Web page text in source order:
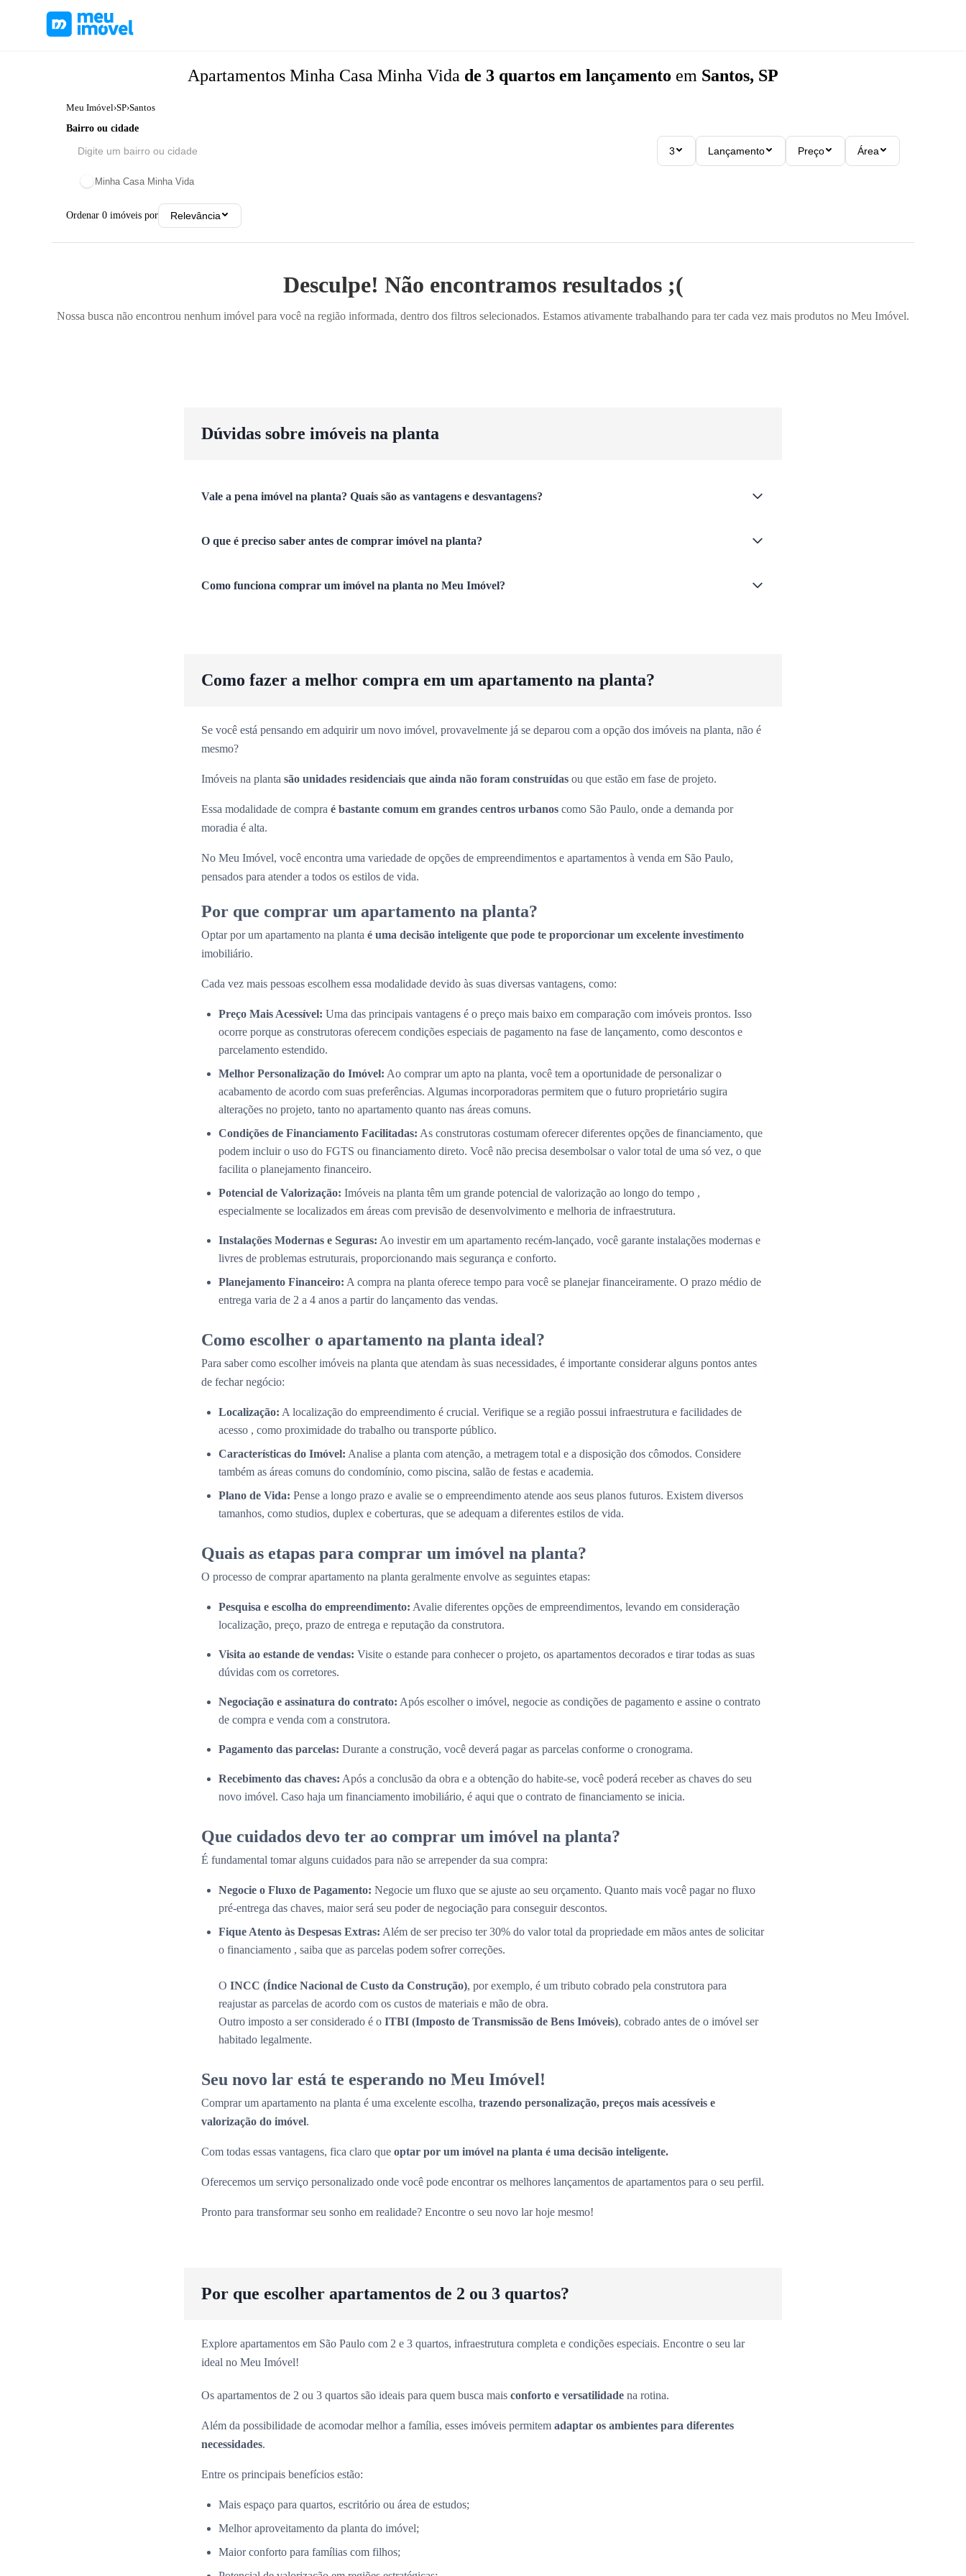
Apartamentos Minha Casa Minha Vida de 3 quartos em lançamento em Santos, SP
Meu Imóvel›SP›Santos
Bairro ou cidade
3 Lançamento Preço Área
Minha Casa Minha Vida
Ordenar 0 imóveis por Relevância
Desculpe! Não encontramos resultados ;(
Nossa busca não encontrou nenhum imóvel para você na região informada, dentro dos filtros selecionados. Estamos ativamente trabalhando para ter cada vez mais produtos no Meu Imóvel.
Dúvidas sobre imóveis na planta
Vale a pena imóvel na planta? Quais são as vantagens e desvantagens?
O que é preciso saber antes de comprar imóvel na planta?
Como funciona comprar um imóvel na planta no Meu Imóvel?
Como fazer a melhor compra em um apartamento na planta?
Se você está pensando em adquirir um novo imóvel, provavelmente já se deparou com a opção dos imóveis na planta, não é
mesmo?
Imóveis na planta são unidades residenciais que ainda não foram construídas ou que estão em fase de projeto.
Essa modalidade de compra é bastante comum em grandes centros urbanos como São Paulo, onde a demanda por
moradia é alta.
No Meu Imóvel, você encontra uma variedade de opções de empreendimentos e apartamentos à venda em São Paulo,
pensados para atender a todos os estilos de vida.
Por que comprar um apartamento na planta?
Optar por um apartamento na planta é uma decisão inteligente que pode te proporcionar um excelente investimento
imobiliário.
Cada vez mais pessoas escolhem essa modalidade devido às suas diversas vantagens, como:
Preço Mais Acessível: Uma das principais vantagens é o preço mais baixo em comparação com imóveis prontos. Isso
ocorre porque as construtoras oferecem condições especiais de pagamento na fase de lançamento, como descontos e
parcelamento estendido.
Melhor Personalização do Imóvel: Ao comprar um apto na planta, você tem a oportunidade de personalizar o
acabamento de acordo com suas preferências. Algumas incorporadoras permitem que o futuro proprietário sugira
alterações no projeto, tanto no apartamento quanto nas áreas comuns.
Condições de Financiamento Facilitadas: As construtoras costumam oferecer diferentes opções de financiamento, que
podem incluir o uso do FGTS ou financiamento direto. Você não precisa desembolsar o valor total de uma só vez, o que
facilita o planejamento financeiro.
Potencial de Valorização: Imóveis na planta têm um grande potencial de valorização ao longo do tempo ,
especialmente se localizados em áreas com previsão de desenvolvimento e melhoria de infraestrutura.
Instalações Modernas e Seguras: Ao investir em um apartamento recém-lançado, você garante instalações modernas e
livres de problemas estruturais, proporcionando mais segurança e conforto.
Planejamento Financeiro: A compra na planta oferece tempo para você se planejar financeiramente. O prazo médio de
entrega varia de 2 a 4 anos a partir do lançamento das vendas.
Como escolher o apartamento na planta ideal?
Para saber como escolher imóveis na planta que atendam às suas necessidades, é importante considerar alguns pontos antes
de fechar negócio:
Localização: A localização do empreendimento é crucial. Verifique se a região possui infraestrutura e facilidades de
acesso , como proximidade do trabalho ou transporte público.
Características do Imóvel: Analise a planta com atenção, a metragem total e a disposição dos cômodos. Considere
também as áreas comuns do condomínio, como piscina, salão de festas e academia.
Plano de Vida: Pense a longo prazo e avalie se o empreendimento atende aos seus planos futuros. Existem diversos
tamanhos, como studios, duplex e coberturas, que se adequam a diferentes estilos de vida.
Quais as etapas para comprar um imóvel na planta?
O processo de comprar apartamento na planta geralmente envolve as seguintes etapas:
Pesquisa e escolha do empreendimento: Avalie diferentes opções de empreendimentos, levando em consideração
localização, preço, prazo de entrega e reputação da construtora.
Visita ao estande de vendas: Visite o estande para conhecer o projeto, os apartamentos decorados e tirar todas as suas
dúvidas com os corretores.
Negociação e assinatura do contrato: Após escolher o imóvel, negocie as condições de pagamento e assine o contrato
de compra e venda com a construtora.
Pagamento das parcelas: Durante a construção, você deverá pagar as parcelas conforme o cronograma.
Recebimento das chaves: Após a conclusão da obra e a obtenção do habite-se, você poderá receber as chaves do seu
novo imóvel. Caso haja um financiamento imobiliário, é aqui que o contrato de financiamento se inicia.
Que cuidados devo ter ao comprar um imóvel na planta?
É fundamental tomar alguns cuidados para não se arrepender da sua compra:
Negocie o Fluxo de Pagamento: Negocie um fluxo que se ajuste ao seu orçamento. Quanto mais você pagar no fluxo
pré-entrega das chaves, maior será seu poder de negociação para conseguir descontos.
Fique Atento às Despesas Extras: Além de ser preciso ter 30% do valor total da propriedade em mãos antes de solicitar
o financiamento , saiba que as parcelas podem sofrer correções.
O INCC (Índice Nacional de Custo da Construção), por exemplo, é um tributo cobrado pela construtora para
reajustar as parcelas de acordo com os custos de materiais e mão de obra.
Outro imposto a ser considerado é o ITBI (Imposto de Transmissão de Bens Imóveis), cobrado antes de o imóvel ser
habitado legalmente.
Seu novo lar está te esperando no Meu Imóvel!
Comprar um apartamento na planta é uma excelente escolha, trazendo personalização, preços mais acessíveis e
valorização do imóvel.
Com todas essas vantagens, fica claro que optar por um imóvel na planta é uma decisão inteligente.
Oferecemos um serviço personalizado onde você pode encontrar os melhores lançamentos de apartamentos para o seu perfil.
Pronto para transformar seu sonho em realidade? Encontre o seu novo lar hoje mesmo!
Por que escolher apartamentos de 2 ou 3 quartos?
Explore apartamentos em São Paulo com 2 e 3 quartos, infraestrutura completa e condições especiais. Encontre o seu lar
ideal no Meu Imóvel!
Os apartamentos de 2 ou 3 quartos são ideais para quem busca mais conforto e versatilidade na rotina.
Além da possibilidade de acomodar melhor a família, esses imóveis permitem adaptar os ambientes para diferentes
necessidades.
Entre os principais benefícios estão:
Mais espaço para quartos, escritório ou área de estudos;
Melhor aproveitamento da planta do imóvel;
Maior conforto para famílias com filhos;